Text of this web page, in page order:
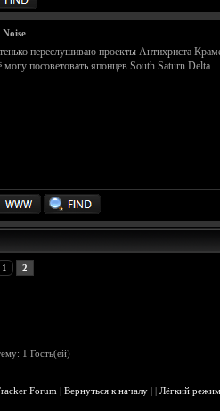
Noise
переслушиваю проекты Антихриста
посоветовать японцев South Saturn Delta.
1 2
1 Гость(ей)
Forum |Вернуться к началу ||Лёгкий